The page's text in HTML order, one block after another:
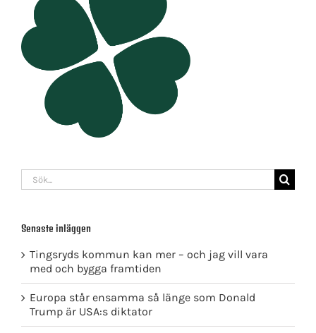
Sök
efter:
Senaste inläggen
Tingsryds kommun kan mer – och jag vill vara
med och bygga framtiden
Europa står ensamma så länge som Donald
Trump är USA:s diktator